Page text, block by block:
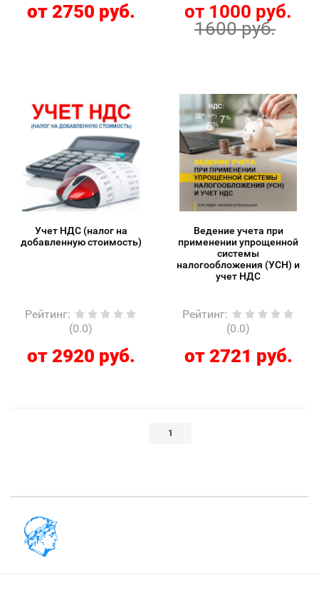
от 2750 руб.
от 1000 руб.
1600 руб.
Учет НДС (налог на
добавленную стоимость)
Рейтинг:
(0.0)
от 2920 руб.
Ведение учета при
применении упрощенной
системы
налогообложения (УСН) и
учет НДС
Рейтинг:
(0.0)
от 2721 руб.
1